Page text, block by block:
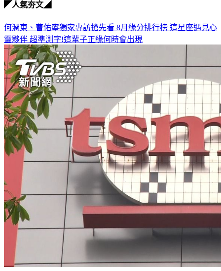
◤人氣夯文◢
何潤東、曹佑寧獨家專訪搶先看 8月緣分排行榜 這星座遇見心
靈夥伴 超準測字!這輩子正緣何時會出現